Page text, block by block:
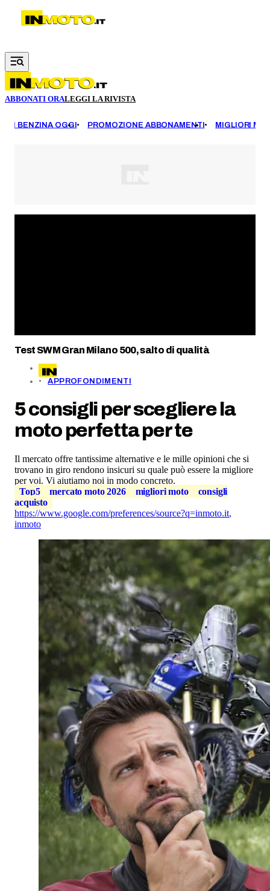
Vai al contenuto principale
ABBONATI ORALEGGI LA RIVISTA
BENZINA OGGI PROMOZIONE ABBONAMENTI MIGLIORI
Test SWM Gran Milano 500, salto di qualità
APPROFONDIMENTI
5 consigli per scegliere la
moto perfetta per te
Il mercato offre tantissime alternative e le mille opinioni che si
trovano in giro rendono insicuri su quale può essere la migliore
per voi. Vi aiutiamo noi in modo concreto.
Top5
mercato moto 2026 migliori moto
consigli
acquisto
https://www.google.com/preferences/source?q=inmoto.it,
inmoto